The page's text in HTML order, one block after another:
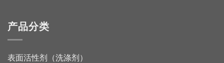
产品分类
表面活性剂（洗涤剂）